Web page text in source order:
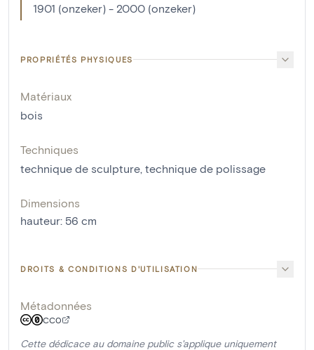
1901 (onzeker) - 2000 (onzeker)
PROPRIÉTÉS PHYSIQUES
Matériaux
bois
Techniques
technique de sculpture technique de polissage
Dimensions
hauteur: 56 cm
DROITS & CONDITIONS D'UTILISATION
Métadonnées
CC0
Cette dédicace au domaine public s'applique uniquement